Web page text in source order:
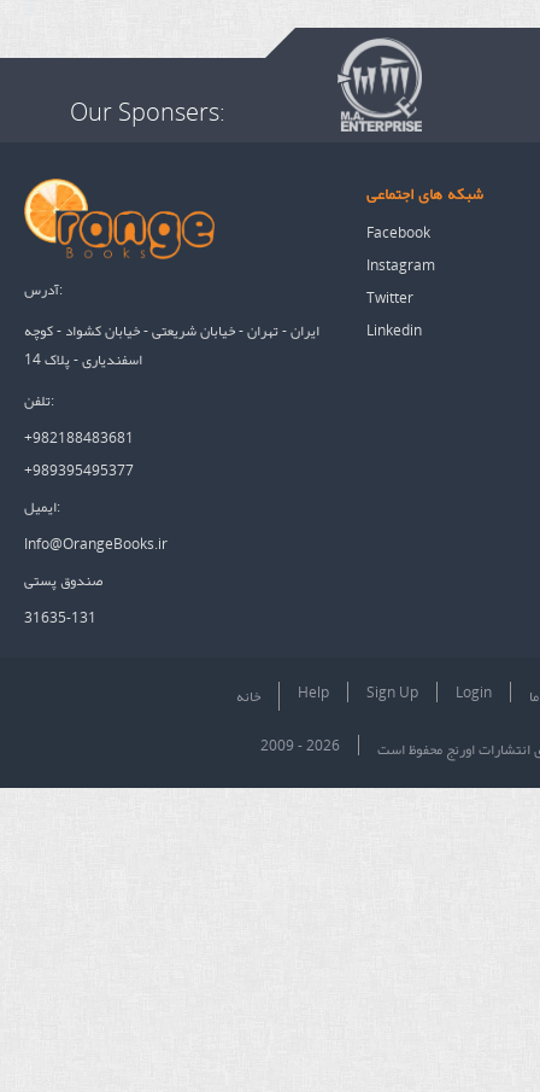
Our Sponsers:
آدرس:
ایران - تهران - خیابان شریعتی - خیابان کشواد - کوچه
اسفندیاری - پلاک 14
تلفن:
+982188483681
+989395495377
ایمیل:
Info@OrangeBooks.ir
صندوق پستی
31635-131
شبکه های اجتماعی
Facebook
Instagram
Twitter
Linkedin
خانه Help Sign Up Login
2009 - 2026 انتشارات اورنج محفوظ است